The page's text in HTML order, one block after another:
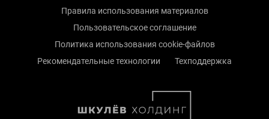
Правила использования материалов
Пользовательское соглашение
Политика использования cookie-файлов
Рекомендательные технологии
Техподдержка